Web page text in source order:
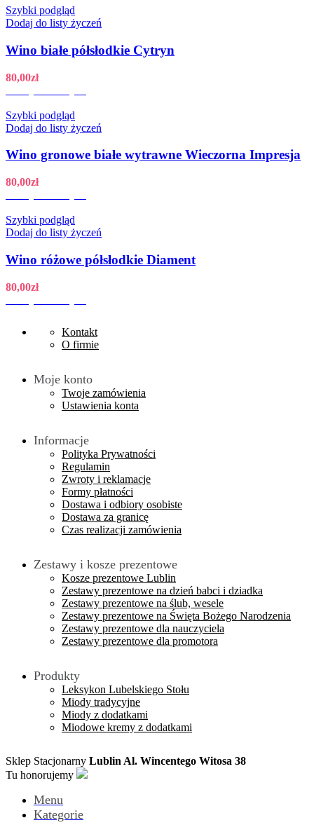
Szybki podgląd
Dodaj do listy życzeń
Wino białe półsłodkie Cytryn
80,00zł
Szybki podgląd
Dodaj do listy życzeń
Wino gronowe białe wytrawne Wieczorna Impresja
80,00zł
Szybki podgląd
Dodaj do listy życzeń
Wino różowe półsłodkie Diament
80,00zł
Kontakt
O firmie
Moje konto
Twoje zamówienia
Ustawienia konta
Informacje
Polityka Prywatności
Regulamin
Zwroty i reklamacje
Formy płatności
Dostawa i odbiory osobiste
Dostawa za granicę
Czas realizacji zamówienia
Zestawy i kosze prezentowe
Kosze prezentowe Lublin
Zestawy prezentowe na dzień babci i dziadka
Zestawy prezentowe na ślub, wesele
Zestawy prezentowe na Święta Bożego Narodzenia
Zestawy prezentowe dla nauczyciela
Zestawy prezentowe dla promotora
Produkty
Leksykon Lubelskiego Stołu
Miody tradycyjne
Miody z dodatkami
Miodowe kremy z dodatkami
Sklep Stacjonarny Lublin Al. Wincentego Witosa 38
Tu honorujemy
Menu
Kategorie